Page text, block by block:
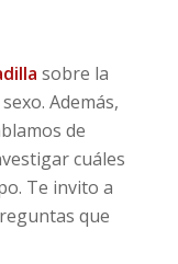
sobre la
Además,
de
cuáles
Te invito a
que